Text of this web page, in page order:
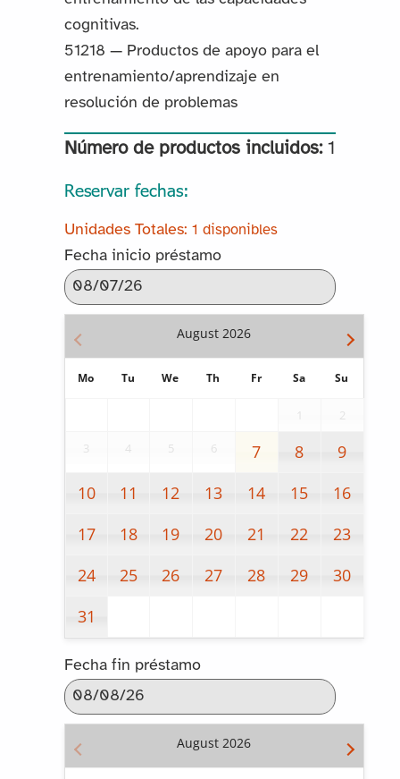
cognitivas.
51218 — Productos de apoyo para el
entrenamiento/aprendizaje en
resolución de problemas
Número de productos incluidos:1
Reservar fechas:
1 disponibles
Fecha inicio préstamo
August 2026
Mo Tu We Th Fr Sa Su
2
3 4 5 6 7 8
9
10
11 12 13 14 15
16
17
18 19 20 21 22
23
24
25 26 27 28 29
30
31
Fecha fin préstamo
August 2026